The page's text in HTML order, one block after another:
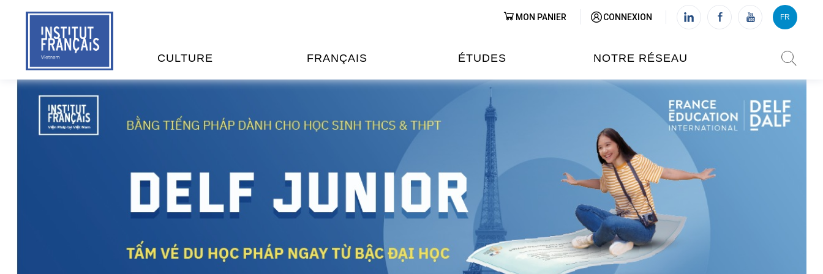
CULTURE
PROGRAMMATION CINÉMA
LIVRE ET DÉBAT D’IDÉES
RÉSIDENCES D'ARTISTES
FRANÇAIS
EXAMENS & CERTIFICATIONS
SÉJOURS LINGUISTIQUES
TRADUCTION
COOPÉRATION LINGUISTIQUE
ÉTUDES
ÉTUDES EN FRANCE
FORMATIONS FRANCAISES
AU VIETNAM
FRANCE ALUMNI VIETNAM
NOTRE RÉSEAU
L'INSTITUT FRANÇAIS DU
L'IFV À HANOI
L'IFV À HUÉ
L'IFV À DANANG
L'IFV À HCMV
MON PANIER CONNEXION FR
VI FR